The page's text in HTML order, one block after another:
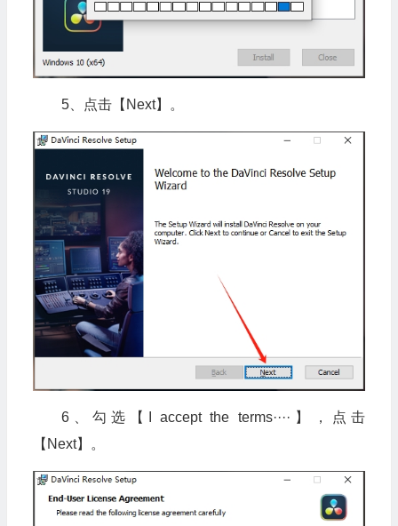
5、点击【Next】。
6、勾选【I accept the terms····】，点击
【Next】。